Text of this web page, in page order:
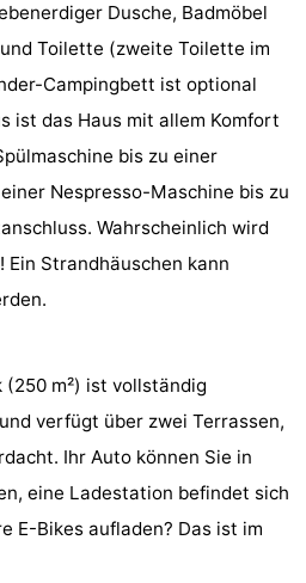
Dusche, Badmöbel
Toilette (zweite Toilette im
Campingbett ist optional
ist das Haus mit allem Komfort
bis zu einer
Nespresso-Maschine bis zu
Wahrscheinlich wird
Strandhäuschen kann
m²) ist vollständig
verfügt über zwei Terrassen,
Ihr Auto können Sie in
eine Ladestation befindet sich
E-Bikes aufladen? Das ist im